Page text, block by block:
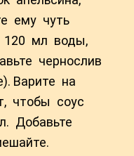
ему чуть
120 мл воды,
чернослив
Варите на
чтобы соус
Добавьте